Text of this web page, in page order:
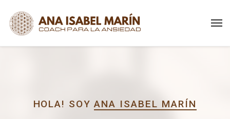
HOLA! SOYANA ISABEL MARÍN